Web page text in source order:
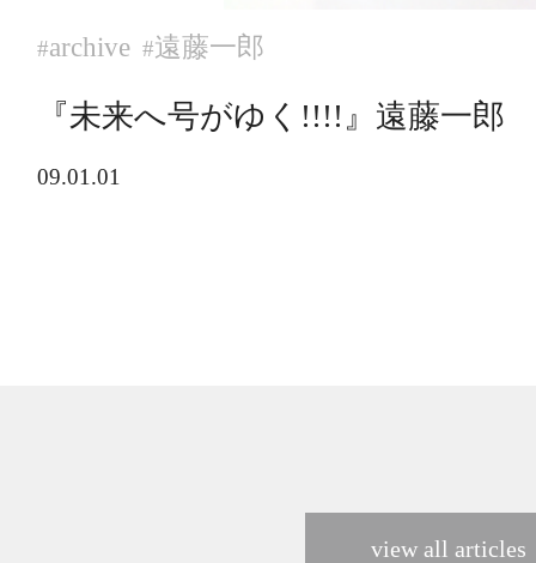
#archive #遠藤一郎
『未来へ号がゆく!!!!』遠藤一郎
09.01.01
view all articles